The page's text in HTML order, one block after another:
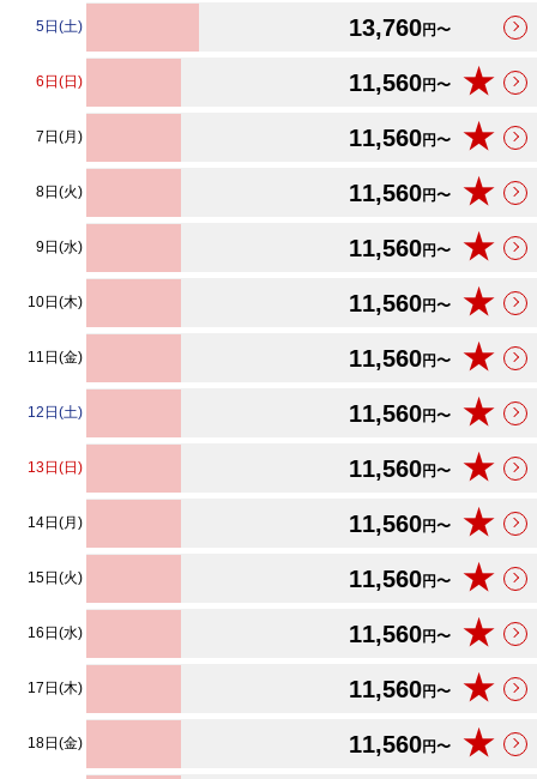
5日(土) 13,760円〜
6日(日) 11,560円〜 ★
7日(月) 11,560円〜 ★
8日(火) 11,560円〜 ★
9日(水) 11,560円〜 ★
10日(木) 11,560円〜 ★
11日(金) 11,560円〜 ★
12日(土) 11,560円〜 ★
13日(日) 11,560円〜 ★
14日(月) 11,560円〜 ★
15日(火) 11,560円〜 ★
16日(水) 11,560円〜 ★
17日(木) 11,560円〜 ★
18日(金) 11,560円〜 ★